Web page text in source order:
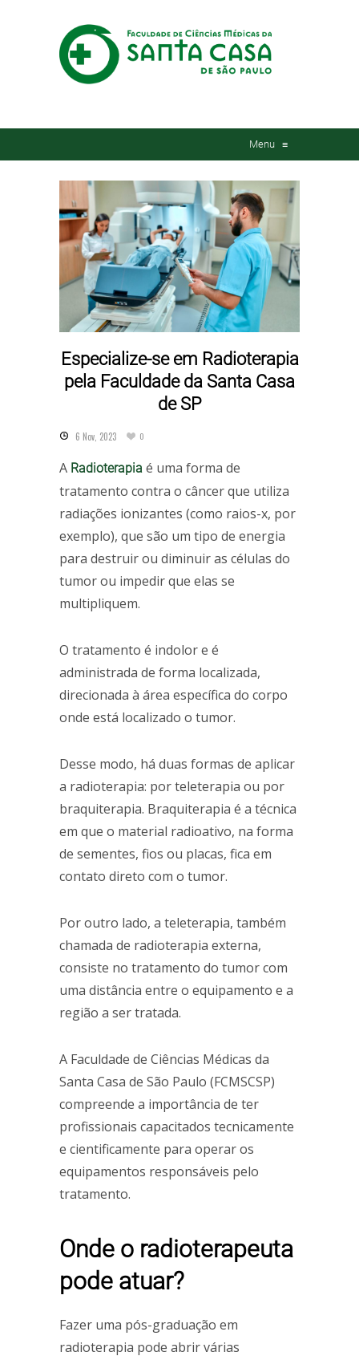
Menu ≡
Especialize-se em Radioterapia
pela Faculdade da Santa Casa
de SP
6 Nov, 2023 0
A Radioterapia é uma forma de
tratamento contra o câncer que utiliza
radiações ionizantes (como raios-x, por
exemplo), que são um tipo de energia
para destruir ou diminuir as células do
tumor ou impedir que elas se
multipliquem.
O tratamento é indolor e é
administrada de forma localizada,
direcionada à área específica do corpo
onde está localizado o tumor.
Desse modo, há duas formas de aplicar
a radioterapia: por teleterapia ou por
braquiterapia. Braquiterapia é a técnica
em que o material radioativo, na forma
de sementes, fios ou placas, fica em
contato direto com o tumor.
Por outro lado, a teleterapia, também
chamada de radioterapia externa,
consiste no tratamento do tumor com
uma distância entre o equipamento e a
região a ser tratada.
A Faculdade de Ciências Médicas da
Santa Casa de São Paulo (FCMSCSP)
compreende a importância de ter
profissionais capacitados tecnicamente
e cientificamente para operar os
equipamentos responsáveis pelo
tratamento.
Onde o radioterapeuta
pode atuar?
Fazer uma pós-graduação em
radioterapia pode abrir várias